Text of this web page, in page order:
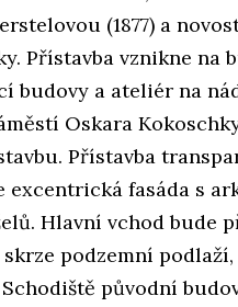
(1877) a
Přístavba vznikne na
budovy a ateliér na
Oskara
Přístavba
excentrická fasáda s
Hlavní vchod bude
podzemní
původní